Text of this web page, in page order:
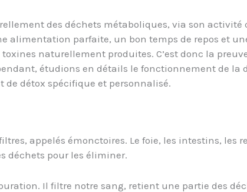
des déchets métaboliques, via son
alimentation parfaite, un bon temps de repos et
naturellement produites. C’est donc la
étudions en détails le fonctionnement de la
détox spécifique et personnalisé.
appelés émonctoires. Le foie, les intestins, les
déchets pour les éliminer.
Il filtre notre sang, retient une partie des